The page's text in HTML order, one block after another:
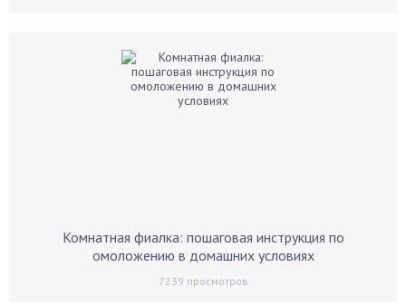
Комнатная фиалка: пошаговая инструкция по
омоложению в домашних условиях
7239 просмотров